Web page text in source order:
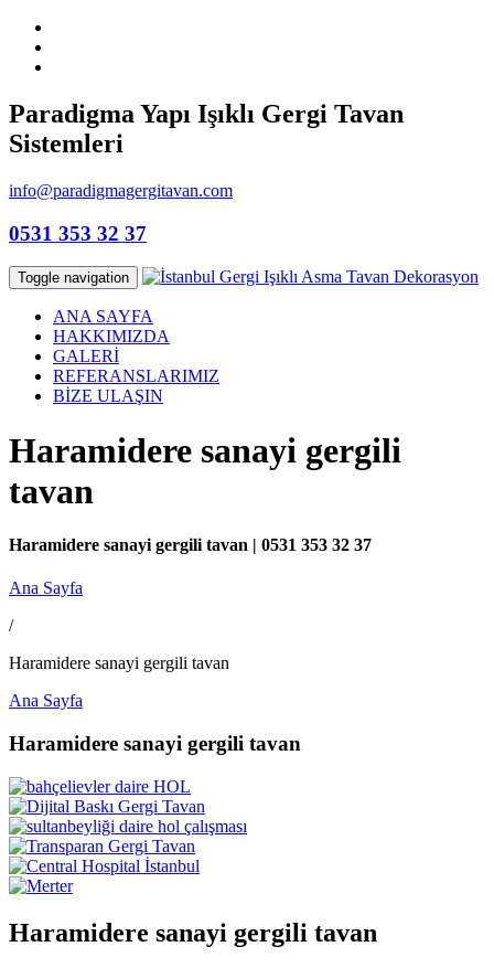
Paradigma Yapı Işıklı Gergi Tavan
Sistemleri
info@paradigmagergitavan.com
0531 353 32 37
Toggle navigation
ANA SAYFA
HAKKIMIZDA
GALERİ
REFERANSLARIMIZ
BİZE ULAŞIN
Haramidere sanayi gergili
tavan
Haramidere sanayi gergili tavan | 0531 353 32 37
Ana Sayfa
/
Haramidere sanayi gergili tavan
Ana Sayfa
Haramidere sanayi gergili tavan
Haramidere sanayi gergili tavan